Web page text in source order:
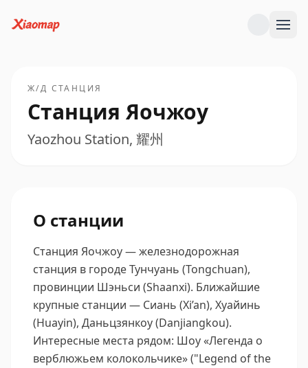
Ж/Д СТАНЦИЯ
Станция Яочжоу
Yaozhou Station, 耀州
О станции
Станция Яочжоу — железнодорожная
станция в городе Тунчуань (Tongchuan),
провинции Шэньси (Shaanxi). Ближайшие
крупные станции — Сиань (Xi’an), Хуайинь
(Huayin), Даньцзянкоу (Danjiangkou).
Интересные места рядом: Шоу «Легенда о
верблюжьем колокольчике» ("Legend of the